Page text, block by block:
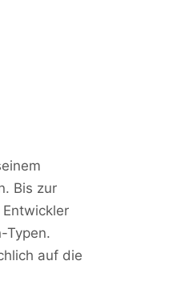
Bis zur
Typen.
auf die